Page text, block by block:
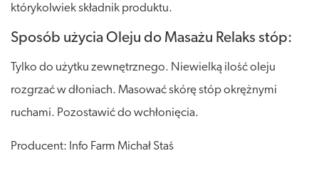
którykolwiek składnik produktu.
Sposób użycia Oleju do Masażu Relaks stóp:
Tylko do użytku zewnętrznego. Niewielką ilość oleju
rozgrzać w dłoniach. Masować skórę stóp okrężnymi
ruchami. Pozostawić do wchłonięcia.
Producent: Info Farm Michał Staś